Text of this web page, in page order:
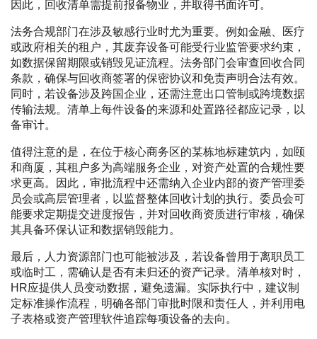
因此，回收清单需提前报备物业，并取得书面许可。
法务合规部门在涉及敏感行业时尤为重要。例如金融、医疗
或政府相关的租户，其废弃设备可能受行业监管要求约束，
如数据保留期限或销毁见证流程。法务部门会审查回收合同
条款，确保与回收商签署的保密协议和免责声明合法有效。
同时，若设备涉及跨国企业，还需注意出口管制或跨境数据
传输法规。清单上每件设备的来源和处置路径都应记录，以
备审计。
值得注意的是，在位于核心商务区的某栋地标建筑内，如颐
和商厦，其租户多为高端服务企业，对资产处置的合规性要
求更高。因此，审批流程中还需纳入企业内部的资产管理委
员会或高层管理者，以监督整体回收计划的执行。委员会可
能要求定期提交进度报告，并对回收商资质进行审核，确保
其具备环保认证和数据销毁能力。
最后，人力资源部门也可能被涉及，若设备曾用于离职员工
或临时工，需确认是否有未归还的资产记录。清单核对时，
HR应提供人员变动数据，避免遗漏。实际执行中，建议制
定标准操作流程，明确各部门审批时限和责任人，并利用电
子表格或资产管理软件追踪每项设备的去向。